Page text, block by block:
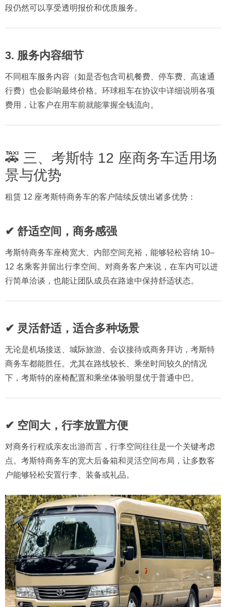
段仍然可以享受透明报价和优质服务。
3. 服务内容细节
不同租车服务内容（如是否包含司机餐费、停车费、高速通
行费）也会影响最终价格。环球租车在协议中详细说明各项
费用，让客户在用车前就能掌握全钱流向。
🚕 三、考斯特 12 座商务车适用场
景与优势
租赁 12 座考斯特商务车的客户陆续反馈出诸多优势：
✔ 舒适空间，商务感强
考斯特商务车座椅宽大、内部空间充裕，能够轻松容纳 10–
12 名乘客并留出行李空间。对商务客户来说，在车内可以进
行简单洽谈，也能让团队成员在路途中保持舒适状态。
✔ 灵活舒适，适合多种场景
无论是机场接送、城际旅游、会议接待或商务拜访，考斯特
商务车都能胜任。尤其在路线较长、乘坐时间较久的情况
下，考斯特的座椅配置和乘坐体验明显优于普通中巴。
✔ 空间大，行李放置方便
对商务行程或亲友出游而言，行李空间往往是一个关键考虑
点。考斯特商务车的宽大后备箱和灵活空间布局，让多数客
户能够轻松安置行李、装备或礼品。